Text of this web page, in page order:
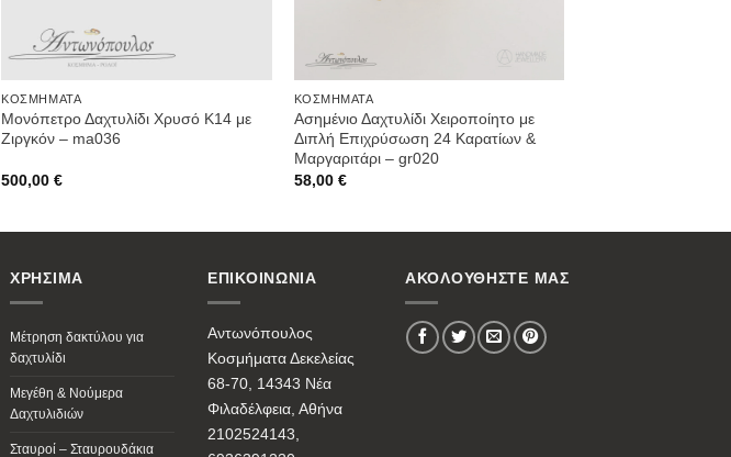
ΚΟΣΜΉΜΑΤΑ
Μονόπετρο Δαχτυλίδι Χρυσό Κ14 με
Ζιργκόν – ma036
500,00€
ΚΟΣΜΉΜΑΤΑ
Ασημένιο Δαχτυλίδι Χειροποίητο με
Διπλή Επιχρύσωση 24 Καρατίων &
Μαργαριτάρι – gr020
58,00 €
ΧΡΗΣΙΜΑ
Μέτρηση δακτύλου για
δαχτυλίδι
Μεγέθη & Νούμερα
Δαχτυλιδιών
Σταυροί – Σταυρουδάκια
ΕΠΙΚΟΙΝΩΝΙΑ
Αντωνόπουλος
Κοσμήματα Δεκελείας
68-70, 14343 Νέα
Φιλαδέλφεια, Αθήνα
2102524143,
ΑΚΟΛΟΥΘΗΣΤΕ ΜΑΣ